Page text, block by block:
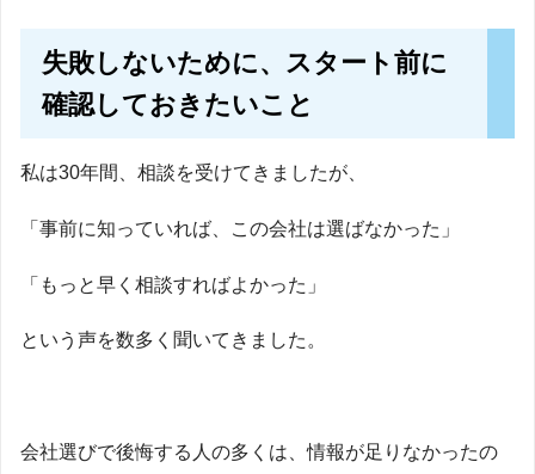
失敗しないために、スタート前に
確認しておきたいこと
私は30年間、相談を受けてきましたが、
「事前に知っていれば、この会社は選ばなかった」
「もっと早く相談すればよかった」
という声を数多く聞いてきました。
会社選びで後悔する人の多くは、情報が足りなかったの